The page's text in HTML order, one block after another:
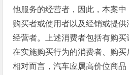
他服务的经营者，因此，本案
购买者或使用者以及经销或提
经营者。上述消费者包括有购
在实施购买行为的消费者、购买
相对而言，汽车应属高价位商